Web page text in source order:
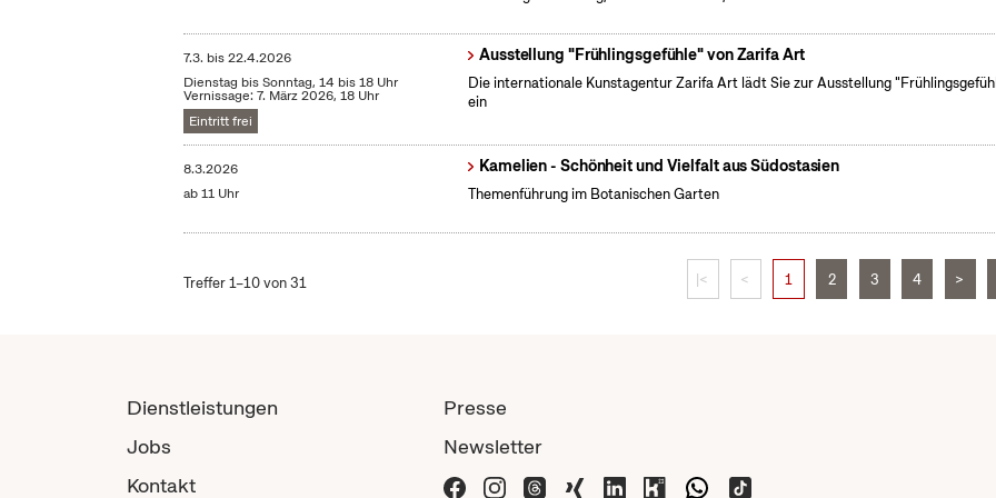
7.3. bis22.4.2026
Dienstag bis Sonntag, 14 bis 18 Uhr
Vernissage: 7. März 2026, 18 Uhr
Eintritt frei
Ausstellung "Frühlingsgefühle" von Zarifa Art
Die internationale Kunstagentur Zarifa Art lädt Sie zur Ausstellung
ein
8.3.2026
ab 11 Uhr
Kamelien - Schönheit und Vielfalt aus Südostasien
Themenführung im Botanischen Garten
Treffer 1–10 von 31 |< < 1 2 3 4 >
Dienstleistungen
Jobs
Kontakt
Presse
Newsletter